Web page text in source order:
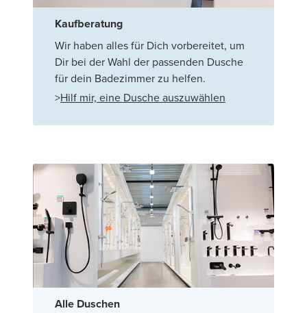
Kaufberatung
Wir haben alles für Dich vorbereitet, um
Dir bei der Wahl der passenden Dusche
für dein Badezimmer zu helfen.
>Hilf mir, eine Dusche auszuwählen
Alle Duschen